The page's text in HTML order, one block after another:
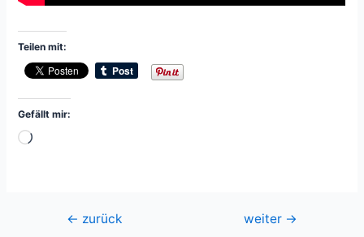
Teilen mit:
Gefällt mir:
Wird
Beitragsnavigation
← zurück weiter →